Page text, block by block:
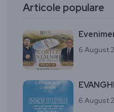
Articole populare
6 August
6 August